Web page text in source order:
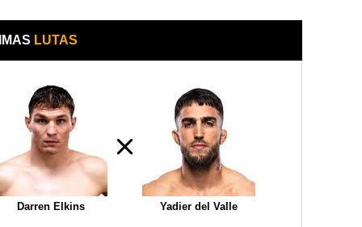
LUTAS
Darren Elkins Yadier del Valle